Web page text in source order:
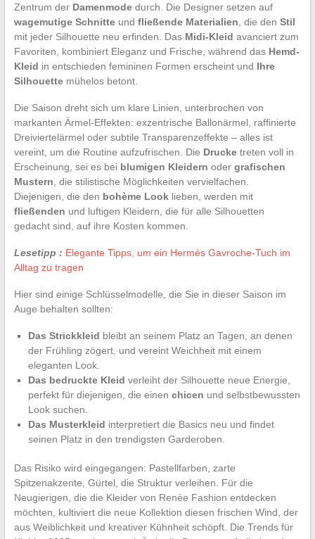
Zentrum der Damenmodedurch. Die Designer setzen auf
wagemutige Schnitteund fließende Materialien , die den Stil
mit jeder Silhouette neu erfinden. Das Midi-Kleid avanciert zum
Favoriten, kombiniert Eleganz und Frische, während das Hemd-
Kleid in entschieden femininen Formen erscheint und Ihre
Silhouettemühelos betont.
Die Saison dreht sich um klare Linien, unterbrochen von
markanten Ärmel-Effekten: exzentrische Ballonärmel, raffinierte
Dreiviertelärmel oder subtile Transparenzeffekte – alles ist
vereint, um die Routine aufzufrischen. Die Drucketreten voll in
Erscheinung, sei es bei blumigen Kleidern oder grafischen
Mustern , die stilistische Möglichkeiten vervielfachen.
Diejenigen, die den bohème Looklieben, werden mit
fließenden und luftigen Kleidern, die für alle Silhouetten
gedacht sind, auf ihre Kosten kommen.
Lesetipp : Elegante Tipps, um ein Hermès Gavroche-Tuch im
Alltag zu tragen
Hier sind einige Schlüsselmodelle, die Sie in dieser Saison im
Auge behalten sollten:
Das Strickkleid bleibt an seinem Platz an Tagen, an denen
der Frühling zögert, und vereint Weichheit mit einem
eleganten Look.
Das bedruckte Kleid verleiht der Silhouette neue Energie,
perfekt für diejenigen, die einen chicen und selbstbewussten
Look suchen.
Das Musterkleid interpretiert die Basics neu und findet
seinen Platz in den trendigsten Garderoben.
Das Risiko wird eingegangen: Pastellfarben, zarte
Spitzenakzente, Gürtel, die Struktur verleihen. Für die
Neugierigen, die die Kleider von Renée Fashion entdecken
möchten, kultiviert die neue Kollektion diesen frischen Wind, der
aus Weiblichkeit und kreativer Kühnheit schöpft. Die Trends für